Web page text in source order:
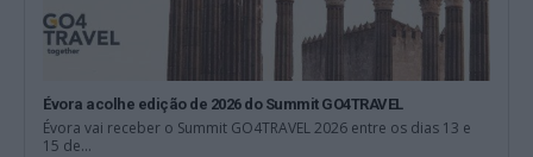
Évora acolhe edição de 2026 do Summit GO4TRAVEL
Évora vai receber o Summit GO4TRAVEL 2026 entre os dias 13 e
15 de...